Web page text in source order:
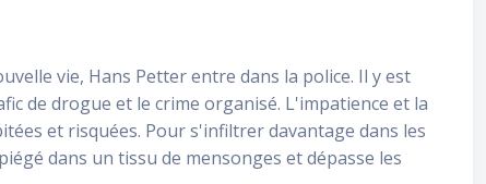
vie, Hans Petter entre dans la police. Il y est
de drogue et le crime organisé. L'impatience et la
et risquées. Pour s'infiltrer davantage dans les
dans un tissu de mensonges et dépasse les